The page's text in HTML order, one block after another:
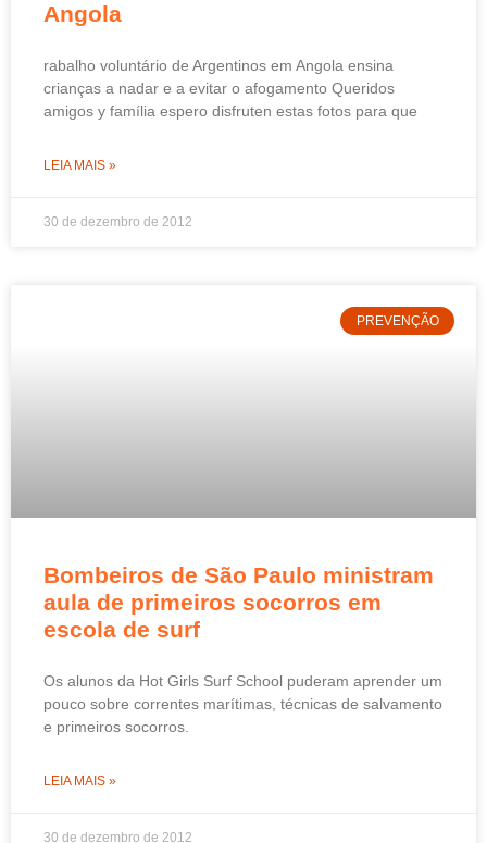
Angola
rabalho voluntário de Argentinos em Angola ensina
crianças a nadar e a evitar o afogamento Queridos
amigos y família espero disfruten estas fotos para que
LEIA MAIS »
30 de dezembro de 2012
PREVENÇÃO
Bombeiros de São Paulo ministram
aula de primeiros socorros em
escola de surf
Os alunos da Hot Girls Surf School puderam aprender um
pouco sobre correntes marítimas, técnicas de salvamento
e primeiros socorros.
LEIA MAIS »
30 de dezembro de 2012